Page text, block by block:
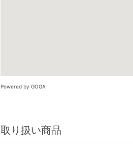
Powered by GOGA
取り扱い商品